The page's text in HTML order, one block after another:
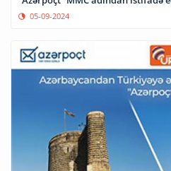
05-09-2024